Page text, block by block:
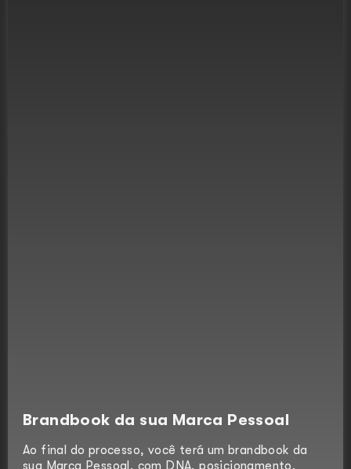
Brandbook da sua Marca Pessoal
Ao final do processo, você terá um brandbook da
sua Marca Pessoal, com DNA, posicionamento,